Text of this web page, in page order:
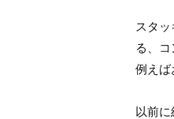
スタ
る、
例えば
以前